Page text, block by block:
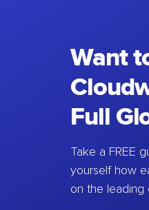
Want
Full
Take a FREE
yourself how
on the leading